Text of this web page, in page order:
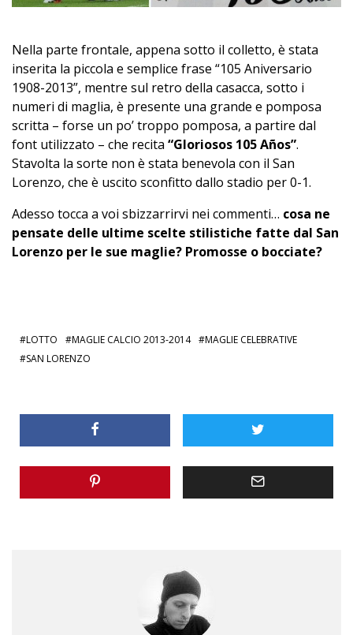
Nella parte frontale, appena sotto il colletto, è stata
inserita la piccola e semplice frase “105 Aniversario
1908-2013”, mentre sul retro della casacca, sotto i
numeri di maglia, è presente una grande e pomposa
scritta – forse un po’ troppo pomposa, a partire dal
font utilizzato – che recita “Gloriosos 105 Años”.
Stavolta la sorte non è stata benevola con il San
Lorenzo, che è uscito sconfitto dallo stadio per 0-1.
Adesso tocca a voi sbizzarrirvi nei commenti… cosa ne
pensate delle ultime scelte stilistiche fatte dal San
Lorenzo per le sue maglie? Promosse o bocciate?
LOTTO MAGLIE CALCIO 2013-2014
MAGLIE CELEBRATIVE
SAN LORENZO